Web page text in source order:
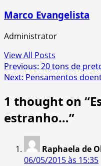
Marco Evangelista
Administrator
View All Posts
Post
navigation
Previous: 20 tons de
Next: Pensamentos
1 thought on “
estranho…”
Raphaela de
06/05/2015 às 15:35